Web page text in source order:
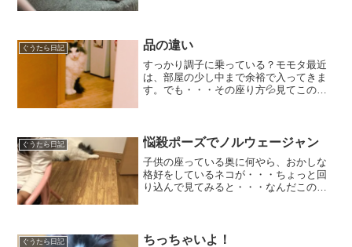
ぐうたら日記 品の違い
すっかり調子に乗っている？モモタ最近
は、部屋の少し中まで余裕で入ってきま
す。でも・・・その座り方💦見てこの違
◍)。✧♡ブロトピ：ブロ...
ぐうたら日記 悩殺ポーズでノルウェージャン
子供の座っている奥に何やら、おかしな
格好をしているネコが・・・ちょっと回
り込んで見てみると・・・なんだこのポ
よ～と、訴えています。日差しが...
ぐうたら日記 ちっちゃいよ！